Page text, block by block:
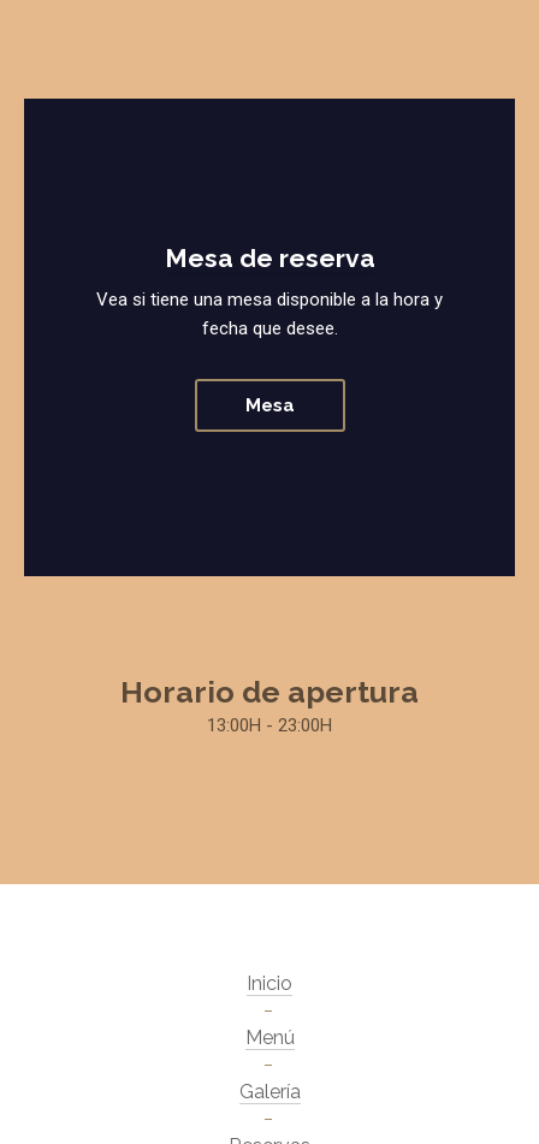
Mesa de reserva
Vea si tiene una mesa disponible a la hora y
fecha que desee.
Mesa
Horario de apertura
13:00H - 23:00H
Inicio
Menú
Galería